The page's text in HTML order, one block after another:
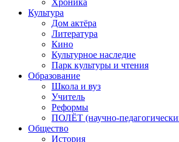
Культура
Дом актёра
Литература
Кино
Культурное наследие
Парк культуры и чтения
Образование
Школа и вуз
Учитель
Реформы
ПОЛЁТ (научно-
Общество
История